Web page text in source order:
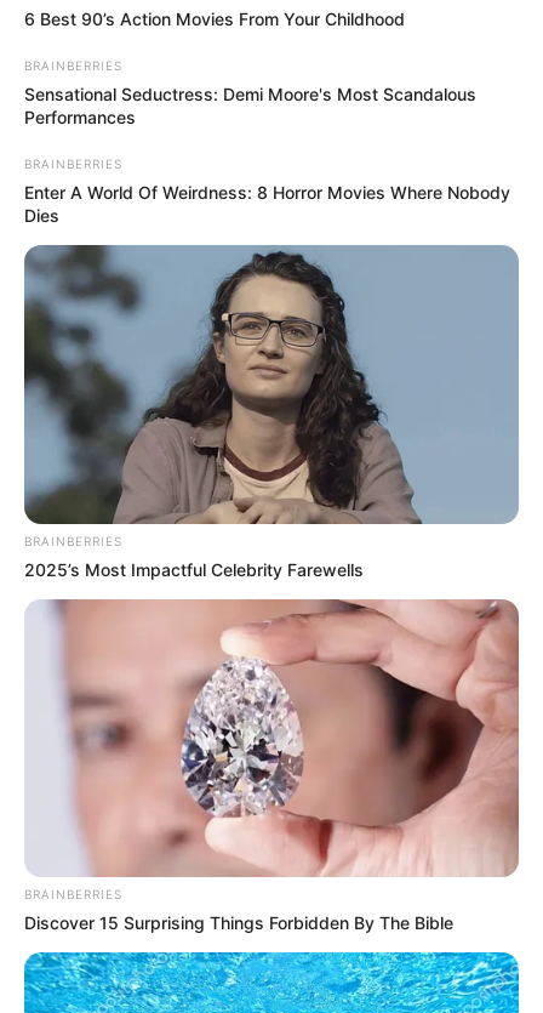
6 Best 90’s Action Movies From Your Childhood
BRAINBERRIES
Sensational Seductress: Demi Moore's Most Scandalous
Performances
BRAINBERRIES
Enter A World Of Weirdness: 8 Horror Movies Where Nobody
Dies
BRAINBERRIES
2025’s Most Impactful Celebrity Farewells
BRAINBERRIES
Discover 15 Surprising Things Forbidden By The Bible